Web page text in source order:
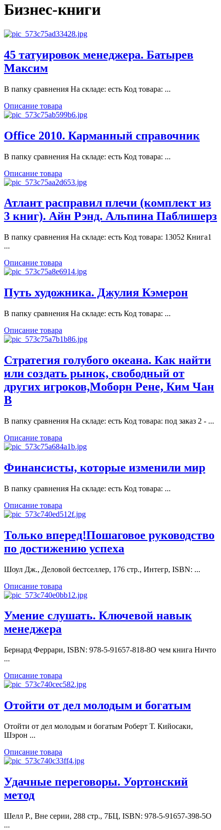
Бизнес-книги
45 татуировок менеджера. Батырев
Максим
В папку сравнения На складе: есть Код товара: ...
Описание товара
Office 2010. Карманный справочник
В папку сравнения На складе: есть Код товара: ...
Описание товара
Атлант расправил плечи (комплект из
3 книг). Айн Рэнд. Альпина Паблишерз
В папку сравнения На складе: есть Код товара: 13052 Книга1
...
Описание товара
Путь художника. Джулия Кэмерон
В папку сравнения На складе: есть Код товара: ...
Описание товара
Стратегия голубого океана. Как найти
или создать рынок, свободный от
других игроков,Моборн Рене, Ким Чан
В
В папку сравнения На складе: есть Код товара: под заказ 2 - ...
Описание товара
Финансисты, которые изменили мир
В папку сравнения На складе: есть Код товара: ...
Описание товара
Только вперед!Пошаговое руководство
по достижению успеха
Шоул Дж., Деловой бестселлер, 176 стр., Интегр, ISBN: ...
Описание товара
Умение слушать. Ключевой навык
менеджера
Бернард Феррари, ISBN: 978-5-91657-818-8О чем книга Ничто
...
Описание товара
Отойти от дел молодым и богатым
Отойти от дел молодым и богатым Роберт Т. Кийосаки,
Шэрон ...
Описание товара
Удачные переговоры. Уортонский
метод
Шелл Р., Вне серии, 288 стр., 7БЦ, ISBN: 978-5-91657-398-5О
...